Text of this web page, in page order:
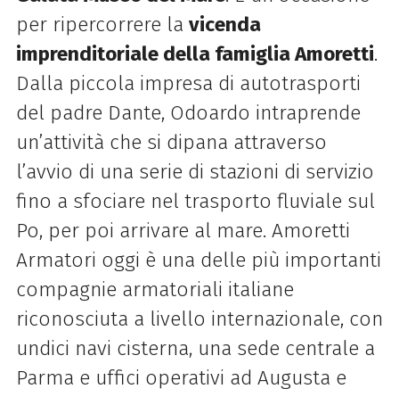
per ripercorrere la vicenda
imprenditoriale della famiglia Amoretti.
Dalla piccola impresa di autotrasporti
del padre Dante, Odoardo intraprende
un’attività che si dipana attraverso
l’avvio di una serie di stazioni di servizio
fino a sfociare nel trasporto fluviale sul
Po, per poi arrivare al mare. Amoretti
Armatori oggi è una delle più importanti
compagnie armatoriali italiane
riconosciuta a livello internazionale, con
undici navi cisterna, una sede centrale a
Parma e uffici operativi ad Augusta e